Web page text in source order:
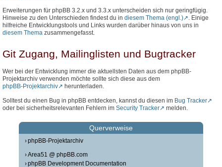
Erweiterungen für phpBB 3.2.x und 3.3.x unterscheiden sich nur geringfügig.
Hinweise zu den Unterschieden findest du in diesem Thema (engl.)
. Einige
hilfreiche Entwicklungstools und Links wurden darüber hinaus von uns in
diesem Thema zusammengefasst.
Git Zugang, Mailinglisten und Bugtracker
Wer bei der Entwicklung immer die aktuellsten Daten aus dem phpBB-
Projektarchiv verwenden möchte sollte sich diese aus dem
phpBB-Projektarchiv
herunterladen.
Solltest du einen Bug in phpBB entdecken, kannst du diesen im Bug Tracker
oder bei sicherheitsrelevanten Fehlern im Security Tracker melden.
Querverweise
phpBB-Projektarchiv
Area51 @ phpBB.com
phpBB Development Documentation